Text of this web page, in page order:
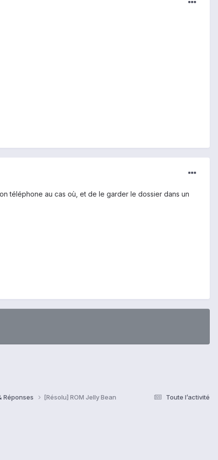
téléphone au cas où, et de le garder le dossier dans un
Toute l’activité
Réponses [Résolu] ROM Jelly Bean